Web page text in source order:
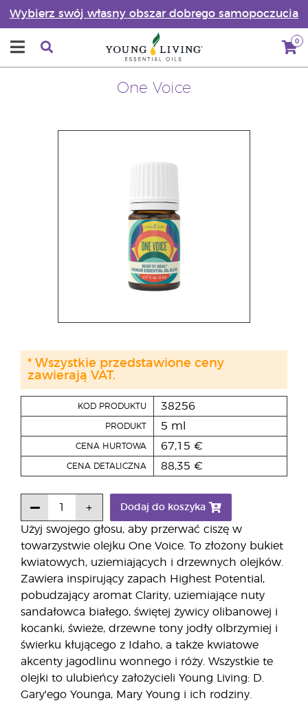
Wybierz swój własny obszar dobrego samopoczucia
0
One Voice
Użyj swojego głosu, aby przerwać ciszę w
towarzystwie olejku One Voice. To złożony bukiet
kwiatowych, uziemiających i drzewnych olejków.
Zawiera inspirujący zapach Highest Potential,
pobudzający aromat Clarity, uziemiające nuty
sandałowca białego, świętej żywicy olibanowej i
kocanki, świeże, drzewne tony jodły olbrzymiej i
świerku kłującego z Idaho, a także kwiatowe
akcenty jagodlinu wonnego i róży. Wszystkie te
olejki to ulubieńcy założycieli Young Living: D.
Gary'ego Younga, Mary Young i ich rodziny.
KOD PRODUKTU 38256
PRODUKT 5 ml
CENA HURTOWA 67,15 €
CENA DETALICZNA 88,35 €
Dodaj do koszyka
* Wszystkie przedstawione ceny
zawierają VAT.